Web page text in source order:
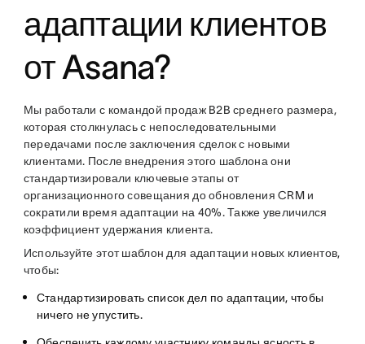
адаптации клиентов
от Asana?
Мы работали с командой продаж B2B среднего размера,
которая столкнулась с непоследовательными
передачами после заключения сделок с новыми
клиентами. После внедрения этого шаблона они
стандартизировали ключевые этапы от
организационного совещания до обновления CRM и
сократили время адаптации на 40%. Также увеличился
коэффициент удержания клиента.
Используйте этот шаблон для адаптации новых клиентов,
чтобы:
Стандартизировать список дел по адаптации, чтобы
ничего не упустить.